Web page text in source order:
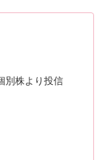
別株より投信